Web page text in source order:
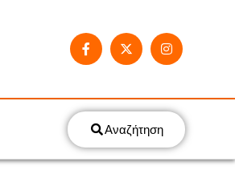
Αναζήτηση